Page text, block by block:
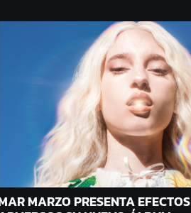
MARZO PRESENTA EFECTOS